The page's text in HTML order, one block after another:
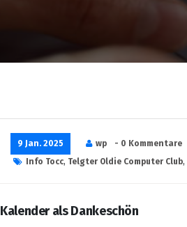
9 Jan. 2025 wp - 0 Kommentare
Info Tocc, Telgter Oldie Computer Club,
Kalender als Dankeschön